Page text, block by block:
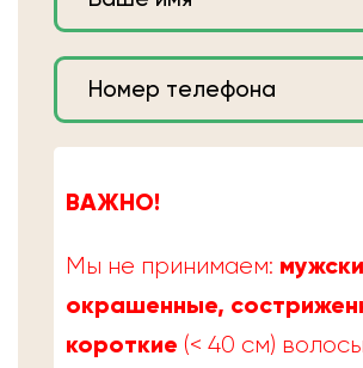
ВАЖНО!
Мы не принимаем:
окрашенные,
короткие (< 40 см)